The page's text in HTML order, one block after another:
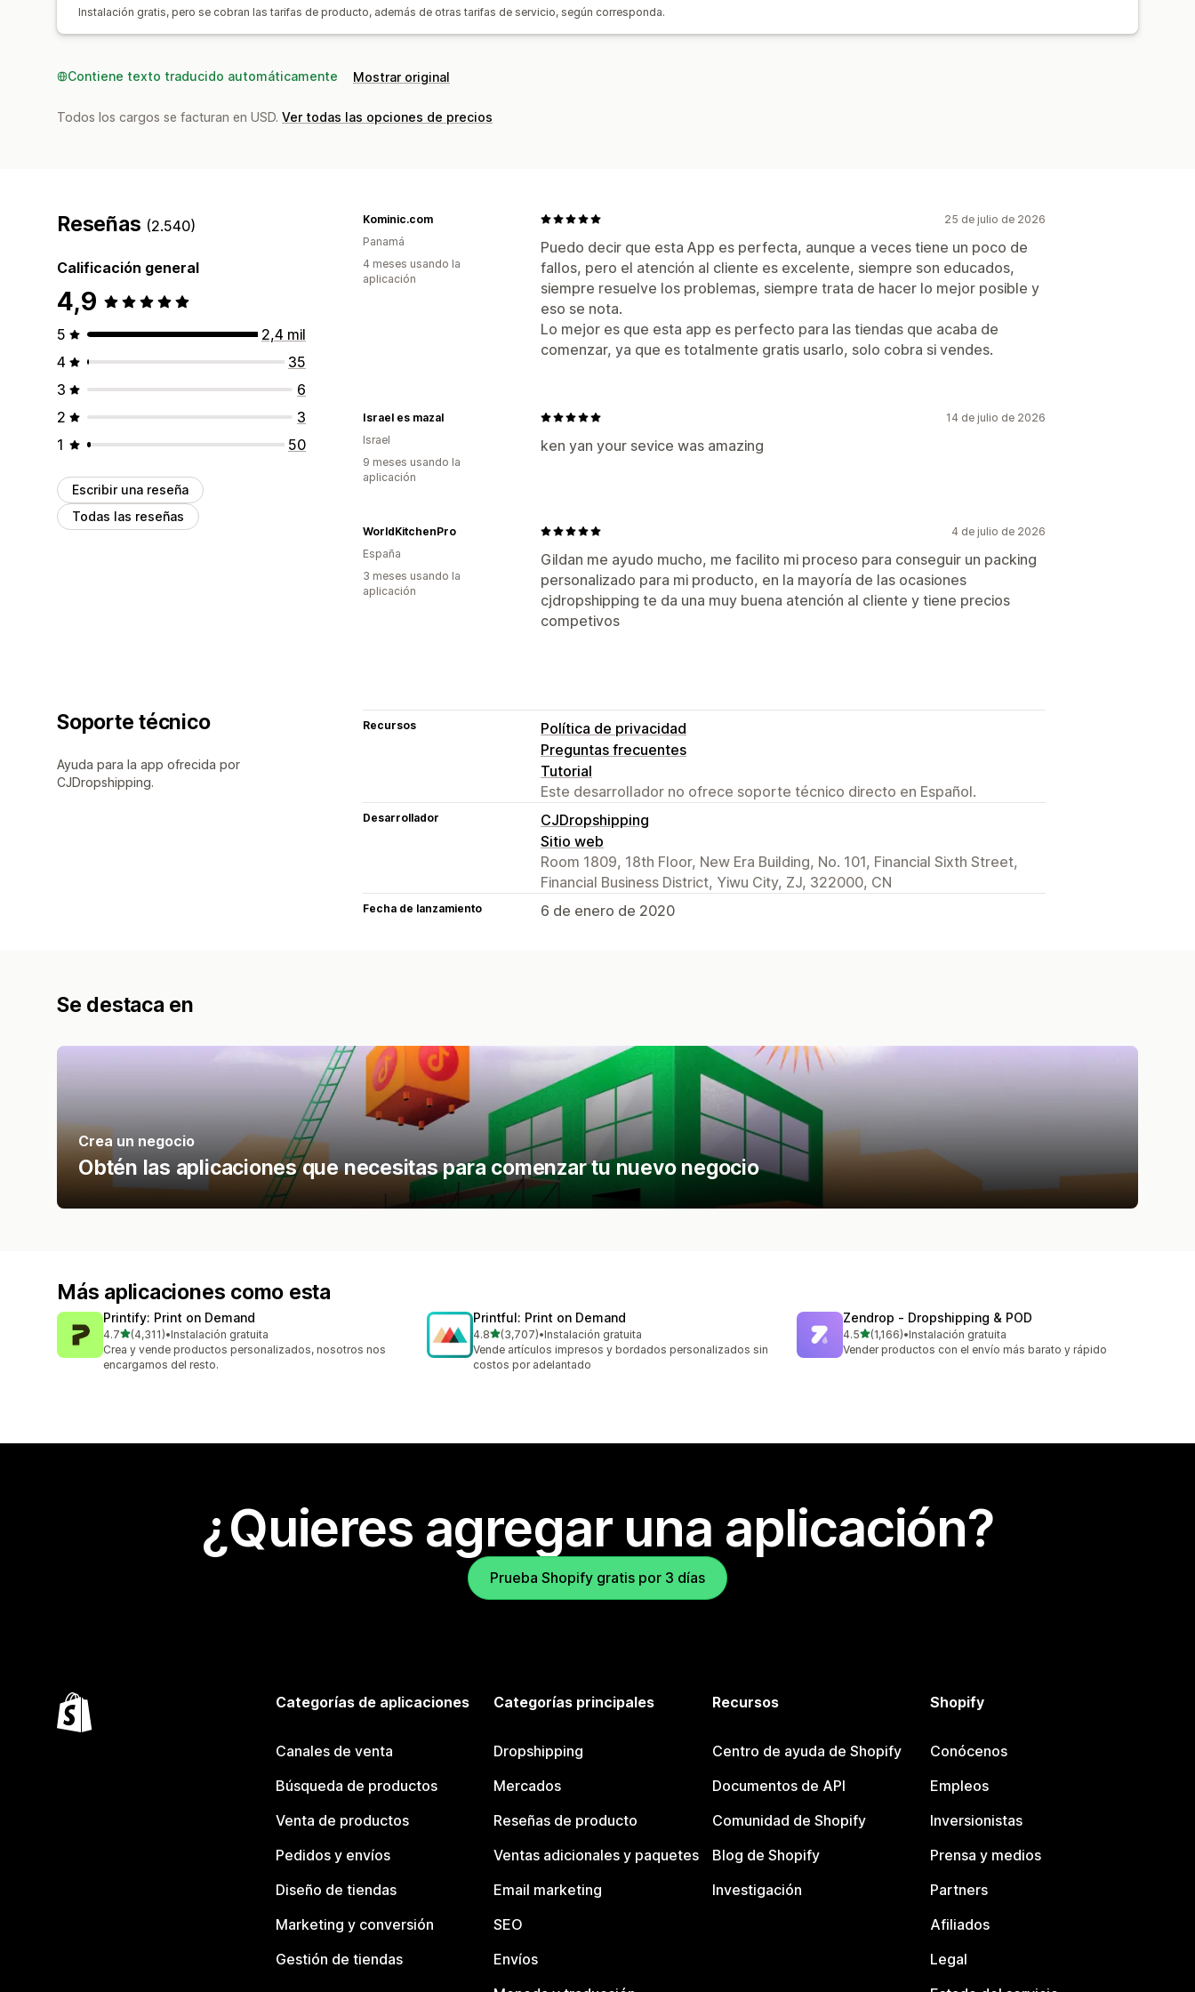
Actualizaciones en tiempo real
Instalación gratis, pero se cobran las tarifas de producto, además de otras tarifas de servicio, según corresponda.
Contiene texto traducido automáticamente Mostrar original
Todos los cargos se facturan en USD. Ver todas las opciones de precios
Reseñas (2.540)
Calificación general
4,9
5
2,4 mil
4
35
3
6
2
3
1
50
Escribir una reseña
Todas las reseñas
25 de julio de 2026
Puedo decir que esta App es perfecta, aunque a veces tiene un poco de
fallos, pero el atención al cliente es excelente, siempre son educados,
siempre resuelve los problemas, siempre trata de hacer lo mejor posible y
eso se nota.
Lo mejor es que esta app es perfecto para las tiendas que acaba de
comenzar, ya que es totalmente gratis usarlo, solo cobra si vendes.
Kominic.com
Panamá
4 meses usando la
aplicación
14 de julio de 2026
ken yan your sevice was amazing
Israel es mazal
Israel
9 meses usando la
aplicación
4 de julio de 2026
Gildan me ayudo mucho, me facilito mi proceso para conseguir un packing
personalizado para mi producto, en la mayoría de las ocasiones
cjdropshipping te da una muy buena atención al cliente y tiene precios
competivos
WorldKitchenPro
España
3 meses usando la
aplicación
Soporte técnico
Ayuda para la app ofrecida por
CJDropshipping.
Recursos
Política de privacidad
Preguntas frecuentes
Tutorial
Este desarrollador no ofrece soporte técnico directo en Español.
Desarrollador
CJDropshipping
Sitio web
Room 1809, 18th Floor, New Era Building, No. 101, Financial Sixth Street,
Financial Business District, Yiwu City, ZJ, 322000, CN
Fecha de lanzamiento 6 de enero de 2020
Se destaca en
Crea un negocio
Obtén las aplicaciones que necesitas para comenzar tu nuevo negocio
Más aplicaciones como esta
Printify: Print on Demand
4.7de 5 estrellas
(4,311)
4311 reseñas en total
•Instalación gratuita
Crea y vende productos personalizados, nosotros nos
encargamos del resto.
Printful: Print on Demand
4.8de 5 estrellas
(3,707)
3707 reseñas en total
•Instalación gratuita
Vende artículos impresos y bordados personalizados sin
costos por adelantado
Zendrop ‑ Dropshipping & POD
4.5de 5 estrellas
(1,166)
1166 reseñas en total
•Instalación gratuita
Vender productos con el envío más barato y rápido
¿Quieres agregar una aplicación?
Prueba Shopify gratis por 3 días
Categorías de aplicaciones
Canales de venta
Búsqueda de productos
Venta de productos
Pedidos y envíos
Diseño de tiendas
Marketing y conversión
Gestión de tiendas
Categorías principales
Dropshipping
Mercados
Reseñas de producto
Ventas adicionales y paquetes
Email marketing
SEO
Envíos
Recursos
Centro de ayuda de Shopify
Documentos de API
Comunidad de Shopify
Blog de Shopify
Investigación
Shopify
Conócenos
Empleos
Inversionistas
Prensa y medios
Partners
Afiliados
Legal